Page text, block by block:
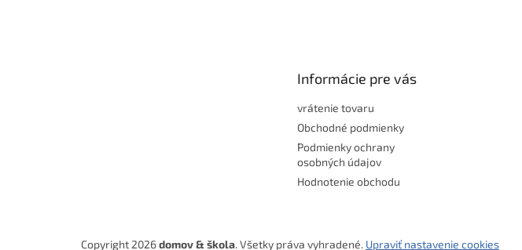
Informácie pre vás
vrátenie tovaru
Obchodné podmienky
Podmienky ochrany
osobných údajov
Hodnotenie obchodu
Copyright 2026domov & škola. Všetky práva vyhradené. Upraviť nastavenie cookies